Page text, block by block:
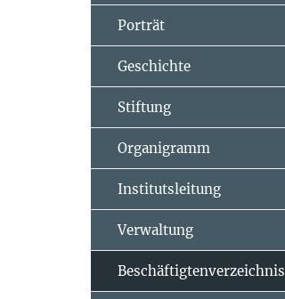
Porträt
Geschichte
Stiftung
Organigramm
Institutsleitung
Verwaltung
Beschäftigtenverzeichnis